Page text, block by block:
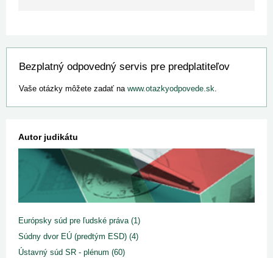
Bezplatný odpovedný servis pre predplatiteľov
Vaše otázky môžete zadať na www.otazkyodpovede.sk.
Autor judikátu
Európsky súd pre ľudské práva (1)
Súdny dvor EÚ (predtým ESD) (4)
Ústavný súd SR - plénum (60)